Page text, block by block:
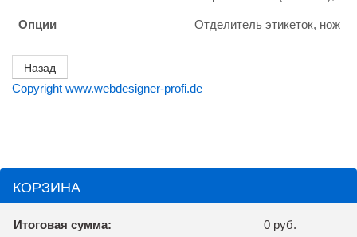
Опции Отделитель этикеток, нож
Copyright www.webdesigner-profi.de
КОРЗИНА
Итоговая сумма:
0 руб.